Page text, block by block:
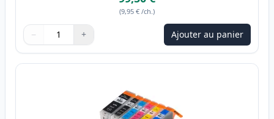
(9,95 € /ch.)
Quantité
Utilisez les boutons pour ajuster
− +
Quantité Ajouter au panier